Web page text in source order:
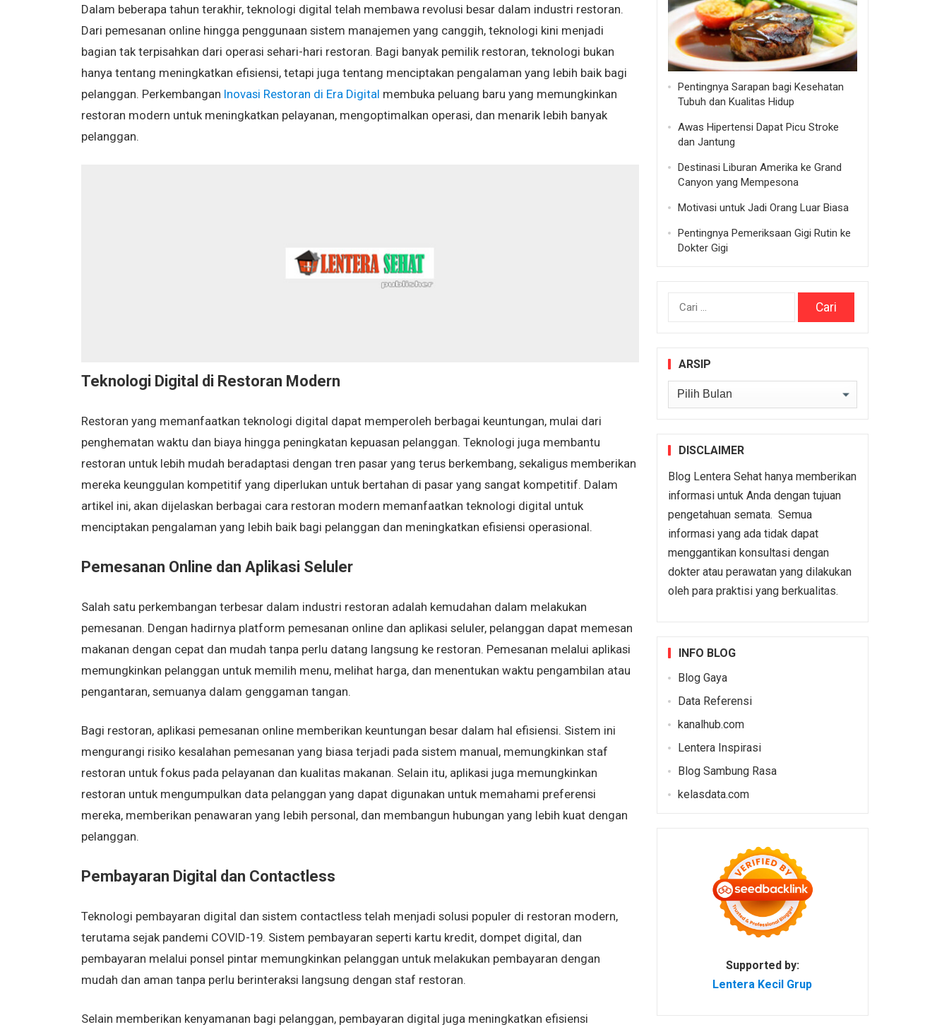
Dalam beberapa tahun terakhir, teknologi digital telah membawa revolusi besar dalam industri restoran.
Dari pemesanan online hingga penggunaan sistem manajemen yang canggih, teknologi kini menjadi
bagian tak terpisahkan dari operasi sehari-hari restoran. Bagi banyak pemilik restoran, teknologi bukan
hanya tentang meningkatkan efisiensi, tetapi juga tentang menciptakan pengalaman yang lebih baik bagi
pelanggan. Perkembangan Inovasi Restoran di Era Digital membuka peluang baru yang memungkinkan
restoran modern untuk meningkatkan pelayanan, mengoptimalkan operasi, dan menarik lebih banyak
pelanggan.
Teknologi Digital di Restoran Modern
Restoran yang memanfaatkan teknologi digital dapat memperoleh berbagai keuntungan, mulai dari
penghematan waktu dan biaya hingga peningkatan kepuasan pelanggan. Teknologi juga membantu
restoran untuk lebih mudah beradaptasi dengan tren pasar yang terus berkembang, sekaligus memberikan
mereka keunggulan kompetitif yang diperlukan untuk bertahan di pasar yang sangat kompetitif. Dalam
artikel ini, akan dijelaskan berbagai cara restoran modern memanfaatkan teknologi digital untuk
menciptakan pengalaman yang lebih baik bagi pelanggan dan meningkatkan efisiensi operasional.
Pemesanan Online dan Aplikasi Seluler
Salah satu perkembangan terbesar dalam industri restoran adalah kemudahan dalam melakukan
pemesanan. Dengan hadirnya platform pemesanan online dan aplikasi seluler, pelanggan dapat memesan
makanan dengan cepat dan mudah tanpa perlu datang langsung ke restoran. Pemesanan melalui aplikasi
memungkinkan pelanggan untuk memilih menu, melihat harga, dan menentukan waktu pengambilan atau
pengantaran, semuanya dalam genggaman tangan.
Bagi restoran, aplikasi pemesanan online memberikan keuntungan besar dalam hal efisiensi. Sistem ini
mengurangi risiko kesalahan pemesanan yang biasa terjadi pada sistem manual, memungkinkan staf
restoran untuk fokus pada pelayanan dan kualitas makanan. Selain itu, aplikasi juga memungkinkan
restoran untuk mengumpulkan data pelanggan yang dapat digunakan untuk memahami preferensi
mereka, memberikan penawaran yang lebih personal, dan membangun hubungan yang lebih kuat dengan
pelanggan.
Pembayaran Digital dan Contactless
Teknologi pembayaran digital dan sistem contactless telah menjadi solusi populer di restoran modern,
terutama sejak pandemi COVID-19. Sistem pembayaran seperti kartu kredit, dompet digital, dan
pembayaran melalui ponsel pintar memungkinkan pelanggan untuk melakukan pembayaran dengan
mudah dan aman tanpa perlu berinteraksi langsung dengan staf restoran.
Selain memberikan kenyamanan bagi pelanggan, pembayaran digital juga meningkatkan efisiensi
Pentingnya Sarapan bagi Kesehatan
Tubuh dan Kualitas Hidup
Awas Hipertensi Dapat Picu Stroke
dan Jantung
Destinasi Liburan Amerika ke Grand
Canyon yang Mempesona
Motivasi untuk Jadi Orang Luar Biasa
Pentingnya Pemeriksaan Gigi Rutin ke
Dokter Gigi
Cari
ARSIP
Arsip
DISCLAIMER
Blog Lentera Sehat hanya memberikan
informasi untuk Anda dengan tujuan
pengetahuan semata. Semua
informasi yang ada tidak dapat
menggantikan konsultasi dengan
dokter atau perawatan yang dilakukan
oleh para praktisi yang berkualitas.
INFO BLOG
Blog Gaya
Data Referensi
kanalhub.com
Lentera Inspirasi
Blog Sambung Rasa
kelasdata.com
Supported by:
Lentera Kecil Grup